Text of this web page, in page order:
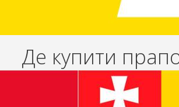
Де купити